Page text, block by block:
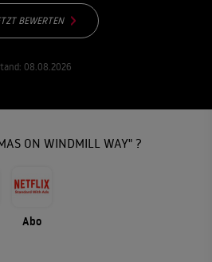
BEWERTEN
08.08.2026
ON WINDMILL WAY" ?
Abo